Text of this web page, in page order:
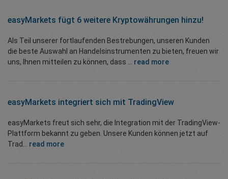
easyMarkets fügt 6 weitere Kryptowährungen hinzu!
Als Teil unserer fortlaufenden Bestrebungen, unseren Kunden
die beste Auswahl an Handelsinstrumenten zu bieten, freuen wir
uns, Ihnen mitteilen zu können, dass ... read more
easyMarkets integriert sich mit TradingView
easyMarkets freut sich sehr, die Integration mit der TradingView-
Plattform bekannt zu geben. Unsere Kunden können jetzt auf
Trad... read more